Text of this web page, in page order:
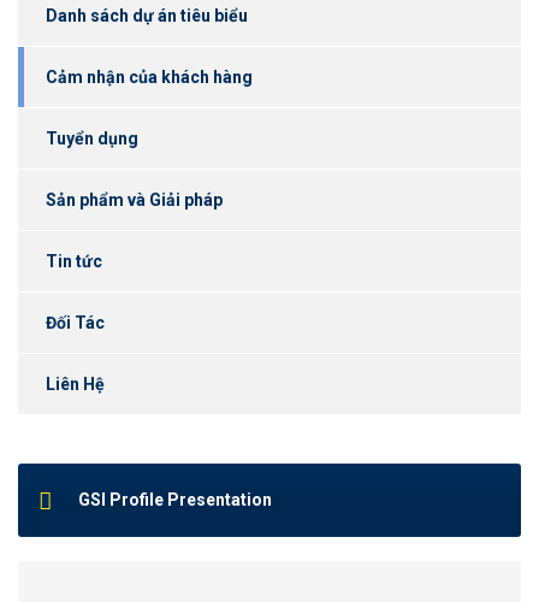
Danh sách dự án tiêu biểu
Cảm nhận của khách hàng
Tuyển dụng
Sản phẩm và Giải pháp
Tin tức
Đối Tác
Liên Hệ
GSI Profile Presentation